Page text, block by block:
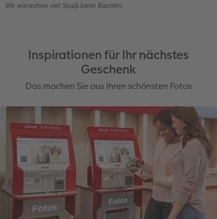
Wir wünschen viel Spaß beim Basteln.
Inspirationen für Ihr nächstes
Geschenk
Das machen Sie aus Ihren schönsten Fotos